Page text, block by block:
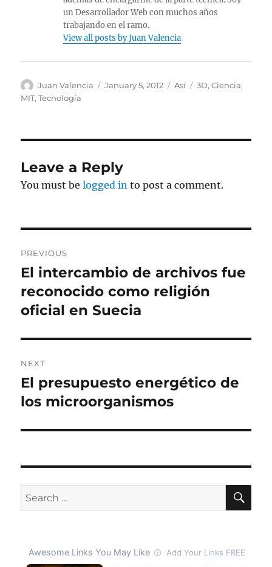
un Desarrollador Web con muchos años
trabajando en el ramo.
View all posts by Juan Valencia
Author
Juan Valencia
Posted
January 5, 2012 Categories
Así Tags
3D,Ciencia,
MIT,Tecnología
Leave a Reply
You must belogged in to post a comment.
navigation
PREVIOUS
Previous
post:
El intercambio de archivos fue
reconocido como religión
oficial en Suecia
NEXT
Next
post:
El presupuesto energético de
los microorganismos
Search
for: